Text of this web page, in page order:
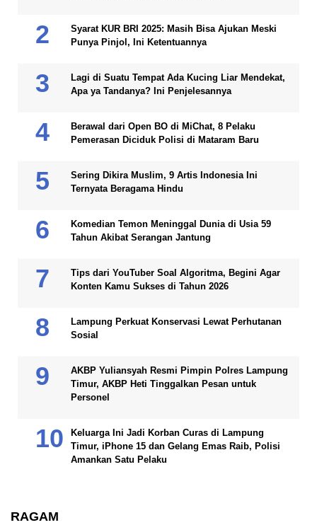
Syarat KUR BRI 2025: Masih Bisa Ajukan Meski
Punya Pinjol, Ini Ketentuannya
Lagi di Suatu Tempat Ada Kucing Liar Mendekat,
Apa ya Tandanya? Ini Penjelesannya
Berawal dari Open BO di MiChat, 8 Pelaku
Pemerasan Diciduk Polisi di Mataram Baru
Sering Dikira Muslim, 9 Artis Indonesia Ini
Ternyata Beragama Hindu
Komedian Temon Meninggal Dunia di Usia 59
Tahun Akibat Serangan Jantung
Tips dari YouTuber Soal Algoritma, Begini Agar
Konten Kamu Sukses di Tahun 2026
Lampung Perkuat Konservasi Lewat Perhutanan
Sosial
AKBP Yuliansyah Resmi Pimpin Polres Lampung
Timur, AKBP Heti Tinggalkan Pesan untuk
Personel
Keluarga Ini Jadi Korban Curas di Lampung
Timur, iPhone 15 dan Gelang Emas Raib, Polisi
Amankan Satu Pelaku
RAGAM